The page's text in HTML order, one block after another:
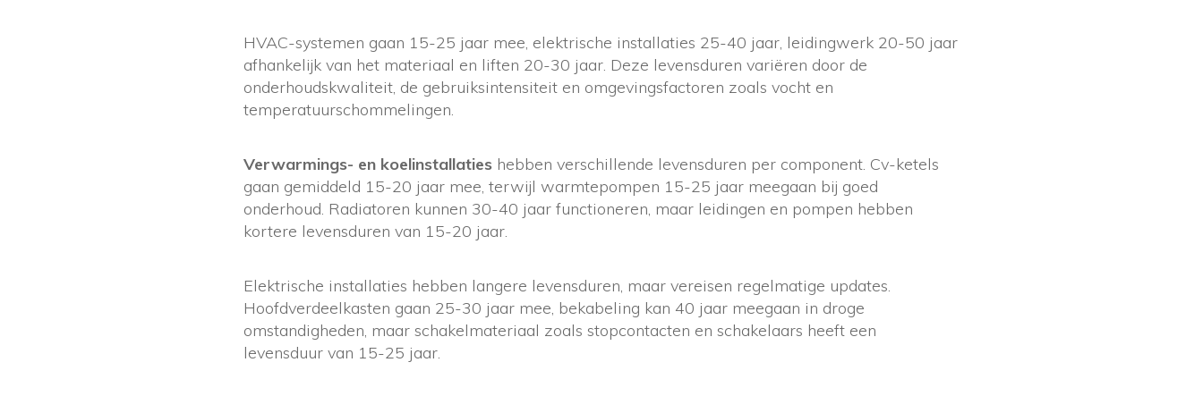
HVAC-systemen gaan 15-25 jaar mee, elektrische installaties 25-40 jaar, leidingwerk 20-50 jaar
afhankelijk van het materiaal en liften 20-30 jaar. Deze levensduren variëren door de
onderhoudskwaliteit, de gebruiksintensiteit en omgevingsfactoren zoals vocht en
temperatuurschommelingen.
Verwarmings- en koelinstallaties hebben verschillende levensduren per component. Cv-ketels
gaan gemiddeld 15-20 jaar mee, terwijl warmtepompen 15-25 jaar meegaan bij goed
onderhoud. Radiatoren kunnen 30-40 jaar functioneren, maar leidingen en pompen hebben
kortere levensduren van 15-20 jaar.
Elektrische installaties hebben langere levensduren, maar vereisen regelmatige updates.
Hoofdverdeelkasten gaan 25-30 jaar mee, bekabeling kan 40 jaar meegaan in droge
omstandigheden, maar schakelmateriaal zoals stopcontacten en schakelaars heeft een
levensduur van 15-25 jaar.